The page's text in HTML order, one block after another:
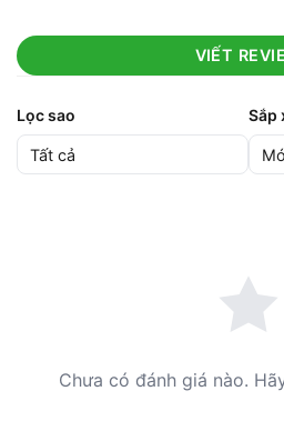
VIẾT
Lọc sao Sắp
Chưa có đánh giá nào.